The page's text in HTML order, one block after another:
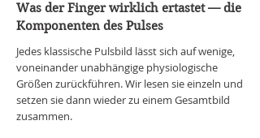
Was der Finger wirklich ertastet — die
Komponenten des Pulses
Jedes klassische Pulsbild lässt sich auf wenige,
voneinander unabhängige physiologische
Größen zurückführen. Wir lesen sie einzeln und
setzen sie dann wieder zu einem Gesamtbild
zusammen.